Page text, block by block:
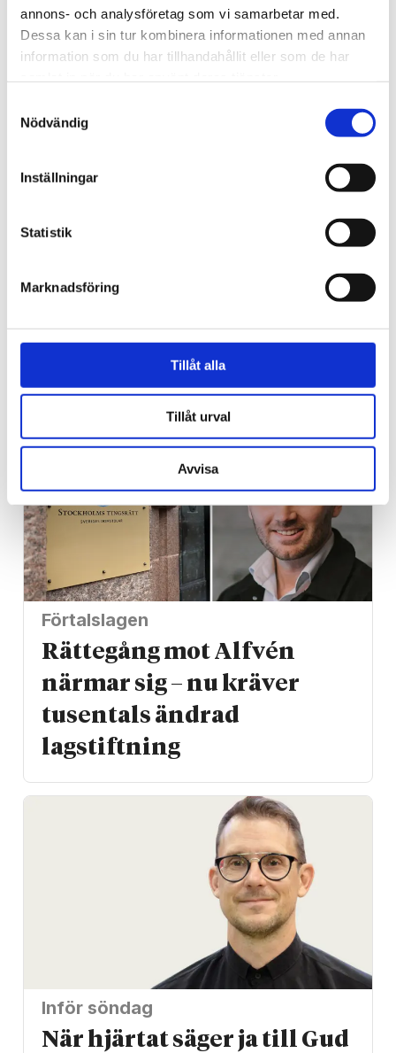
annons- och analysföretag som vi samarbetar med.
Dessa kan i sin tur kombinera informationen med annan
information som du har tillhandahållit eller som de har
Nödvändig
Inställningar
Statistik
Marknadsföring
Tillåt alla
Tillåt urval
Avvisa
till splittring?
Granskning: Fler V-
ledamöter skickade
stödbrev till terrorister
Förtalslagen
Rättegång mot Alfvén
närmar sig – nu kräver
tusentals ändrad
lagstiftning
Inför söndag
När hjärtat säger ja till Gud